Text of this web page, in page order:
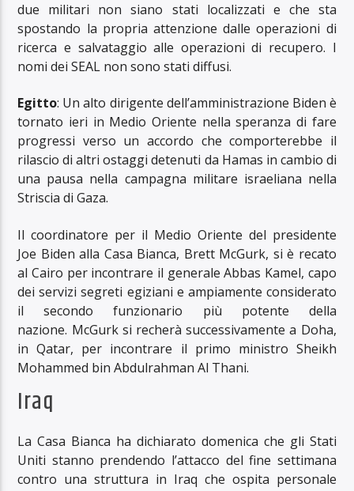
due militari non siano stati localizzati e che sta
spostando la propria attenzione dalle operazioni di
ricerca e salvataggio alle operazioni di recupero. I
nomi dei SEAL non sono stati diffusi.
Egitto: Un alto dirigente dell’amministrazione Biden è
tornato ieri in Medio Oriente nella speranza di fare
progressi verso un accordo che comporterebbe il
rilascio di altri ostaggi detenuti da Hamas in cambio di
una pausa nella campagna militare israeliana nella
Striscia di Gaza.
Il coordinatore per il Medio Oriente del presidente
Joe Biden alla Casa Bianca, Brett McGurk, si è recato
al Cairo per incontrare il generale Abbas Kamel, capo
dei servizi segreti egiziani e ampiamente considerato
il secondo funzionario più potente della
nazione. McGurk si recherà successivamente a Doha,
in Qatar, per incontrare il primo ministro Sheikh
Mohammed bin Abdulrahman Al Thani.
Iraq
La Casa Bianca ha dichiarato domenica che gli Stati
Uniti stanno prendendo l’attacco del fine settimana
contro una struttura in Iraq che ospita personale